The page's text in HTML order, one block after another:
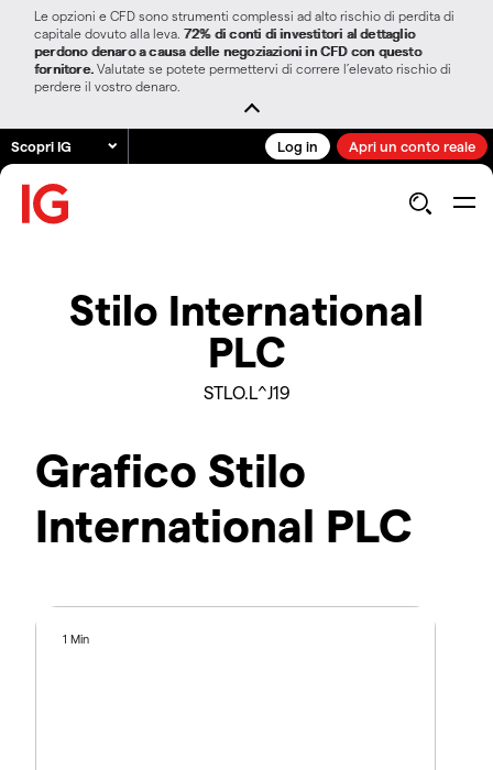
Le opzioni e CFD sono strumenti complessi ad alto rischio di perdita di
capitale dovuto alla leva. 72% di conti di investitori al dettaglio
perdono denaro a causa delle negoziazioni in CFD con questo
fornitore. Valutate se potete permettervi di correre l’elevato rischio di
perdere il vostro denaro.
Scopri IG Log in Apri un conto reale
Stilo International
PLC
STLO.L^J19
Grafico Stilo
International PLC
1 Min